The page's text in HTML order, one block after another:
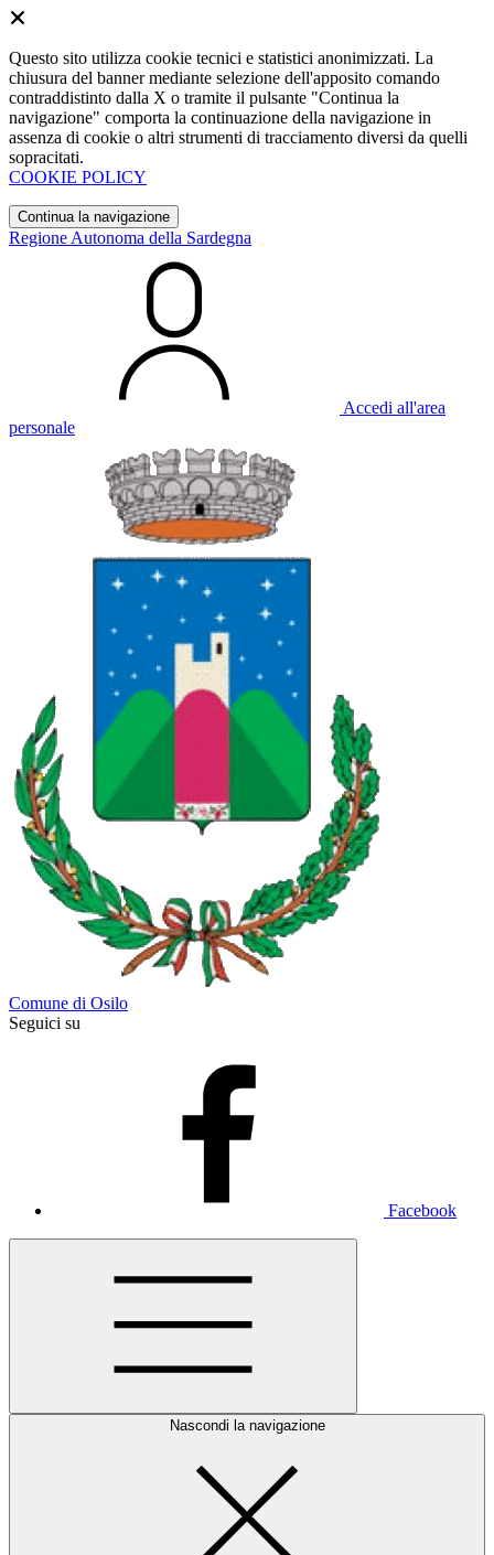
Questo sito utilizza cookie tecnici e statistici anonimizzati. La
chiusura del banner mediante selezione dell'apposito comando
contraddistinto dalla X o tramite il pulsante "Continua la
navigazione" comporta la continuazione della navigazione in
assenza di cookie o altri strumenti di tracciamento diversi da quelli
sopracitati.
COOKIE POLICY
Continua la navigazione
Regione Autonoma della Sardegna
Accedi all'area
personale
Comune di Osilo
Seguici su
Facebook
Nascondi la navigazione